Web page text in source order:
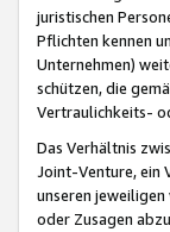
juristischen
Pflichten kennen
Unternehmen)
schützen, die
Vertraulichkeits-
Das Verhältnis
Joint-Venture, ein
unseren
oder Zusagen